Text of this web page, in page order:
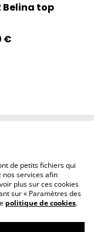
Belina top
€
de
de petits fichiers qui
services afin
plus sur ces cookies
sur « Paramètres des
politique de cookies.